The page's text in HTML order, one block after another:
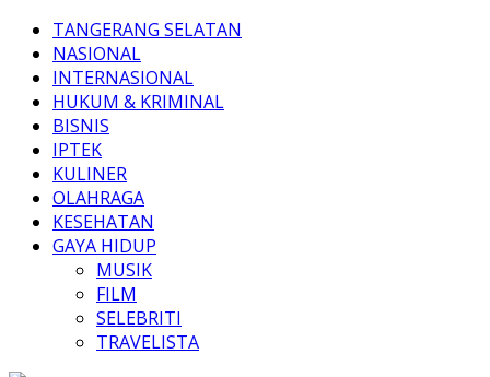
TANGERANG SELATAN
NASIONAL
INTERNASIONAL
HUKUM & KRIMINAL
BISNIS
IPTEK
KULINER
OLAHRAGA
KESEHATAN
GAYA HIDUP
MUSIK
FILM
SELEBRITI
TRAVELISTA